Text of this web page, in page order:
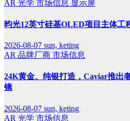
AR 光学 市场信息 显示屏
昀光12英寸硅基OLED项目主体工
2026-08-07 sun, keting
AR 品牌厂商 市场信息
24K黄金、纯银打造，Caviar推出
镜
2026-08-07 sun, keting
AR 光学 市场信息